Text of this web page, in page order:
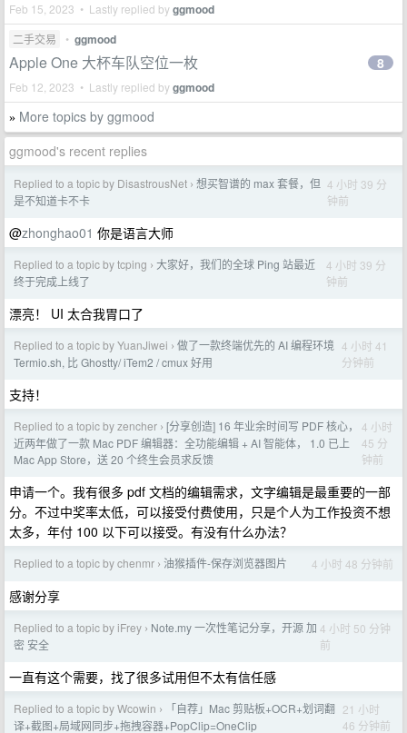
Feb 15, 2023 • Lastly replied byggmood
二手交易 • ggmood
Apple One 大杯车队空位一枚
Feb 12, 2023 • Lastly replied byggmood
8
» More topics by ggmood
ggmood's recent replies
Replied to a topic by DisastrousNet › 想买智谱的 max 套餐，但
是不知道卡不卡
4 小时 39 分
钟前
@zhonghao01 你是语言大师
Replied to a topic by tcping › 大家好，我们的全球 Ping 站最近
终于完成上线了
4 小时 39 分
钟前
漂亮！ UI 太合我胃口了
Replied to a topic by YuanJiwei › 做了一款终端优先的 AI 编程环境
Termio.sh, 比 Ghostty/ iTem2 / cmux 好用
4 小时 41
分钟前
支持！
Replied to a topic by zencher › [分享创造] 16 年业余时间写 PDF 核心，
近两年做了一款 Mac PDF 编辑器：全功能编辑 + AI 智能体， 1.0 已上
Mac App Store，送 20 个终生会员求反馈
4 小时
45 分
钟前
申请一个。我有很多 pdf 文档的编辑需求，文字编辑是最重要的一部
分。不过中奖率太低，可以接受付费使用，只是个人为工作投资不想
太多，年付 100 以下可以接受。有没有什么办法？
Replied to a topic by chenmr › 油猴插件-保存浏览器图片 4 小时 48 分钟前
感谢分享
Replied to a topic by iFrey › Note.my 一次性笔记分享，开源 加
密 安全
4 小时 50 分钟
前
一直有这个需要，找了很多试用但不太有信任感
Replied to a topic by Wcowin ›
「自荐」Mac 剪贴板+OCR+划词翻
译+截图+局域网同步+拖拽容器+PopClip=OneClip
21 小时
46 分钟前